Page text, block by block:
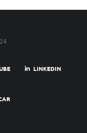
LINKEDIN